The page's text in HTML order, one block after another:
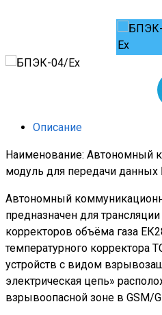
Описание
Наименование: Автономный
модуль для передачи
Автономный
предназначен для
корректоров объёма газа
температурного корректора
устройств с видом
электрическая цепь»
взрывоопасной зоне в GSM/